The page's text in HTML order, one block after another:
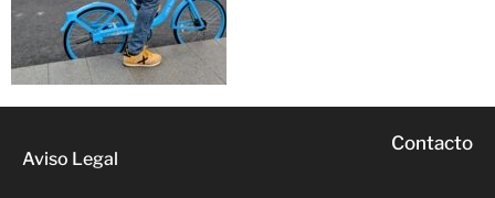
Aviso Legal
Contacto